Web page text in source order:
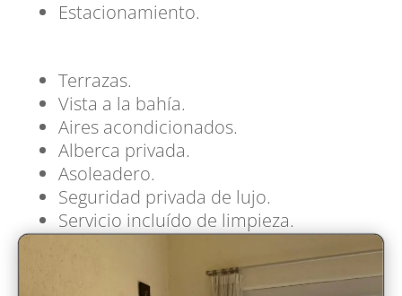
Estacionamiento.
Terrazas.
Vista a la bahía.
Aires acondicionados.
Alberca privada.
Asoleadero.
Seguridad privada de lujo.
Servicio incluído de limpieza.